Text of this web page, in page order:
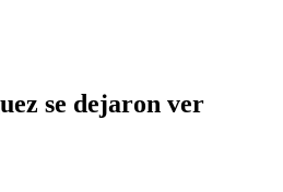
se dejaron ver